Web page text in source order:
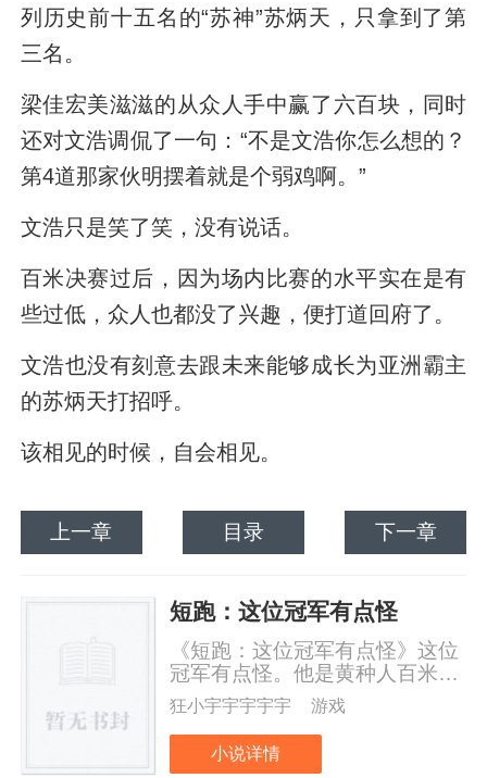
列历史前十五名的“苏神”苏炳天，只拿到了第
三名。
梁佳宏美滋滋的从众人手中赢了六百块，同时
还对文浩调侃了一句：“不是文浩你怎么想的？
第4道那家伙明摆着就是个弱鸡啊。”
文浩只是笑了笑，没有说话。
百米决赛过后，因为场内比赛的水平实在是有
些过低，众人也都没了兴趣，便打道回府了。
文浩也没有刻意去跟未来能够成长为亚洲霸主
的苏炳天打招呼。
该相见的时候，自会相见。
上一章 目录 下一章
短跑：这位冠军有点怪
《短跑：这位冠军有点怪》这位
冠军有点怪。他是黄种人百米破
10第一人，亚洲体坛巨星、荣誉
无数，他的出现和崛起，掀起了
中国乃至亚洲范围内的短跑热，
与牙买加闪电博尔特一起成就了
狂小宇宇宇宇宇 游戏
小说详情